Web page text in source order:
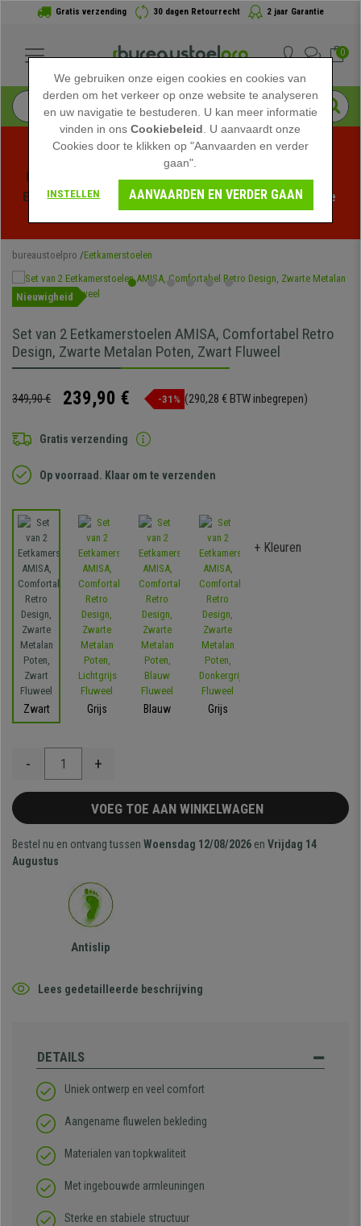
Gratis verzending 30 dagen Retourrecht 2 jaar Garantie
0
Profiteer van de Zomeruitverkoop bij bureaustoelpro!
Exclusieve kortingen voor een beperkte tijd - Bekijk de
bureaustoelpro Eetkamerstoelen
Nieuwigheid
Set van 2 Eetkamerstoelen AMISA, Comfortabel Retro
Design, Zwarte Metalan Poten, Zwart Fluweel
349,90 € 239,90 € -31% (290,28 € BTW inbegrepen)
Gratis verzending
Op voorraad. Klaar om te verzenden
Zwart Grijs Blauw Grijs
+ Kleuren
- +
VOEG TOE AAN WINKELWAGEN
Bestel nu en ontvang tussen Woensdag 12/08/2026 en Vrijdag 14
Augustus
Antislip
Lees gedetailleerde beschrijving
DETAILS
Uniek ontwerp en veel comfort
Aangename fluwelen bekleding
Materialen van topkwaliteit
Met ingebouwde armleuningen
Sterke en stabiele structuur
We gebruiken onze eigen cookies en cookies van
derden om het verkeer op onze website te analyseren
en uw navigatie te bestuderen. U kan meer informatie
vinden in onsCookiebeleid . U aanvaardt onze
Cookies door te klikken op "Aanvaarden en verder
gaan".
INSTELLEN AANVAARDEN EN VERDER GAAN